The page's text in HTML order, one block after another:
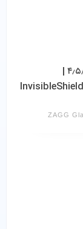
محافظ صفحه نمایش (گلس) سرفیس پرو ۴٫۵٫۶٫۷ |
ZAGG